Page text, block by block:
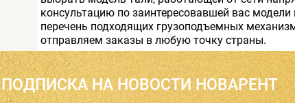
консультацию по заинтересовавшей вас
перечень подходящих грузоподъемных
отправляем заказы в любую точку страны.
ПОДПИСКА НА НОВОСТИ НОВАРЕНТ